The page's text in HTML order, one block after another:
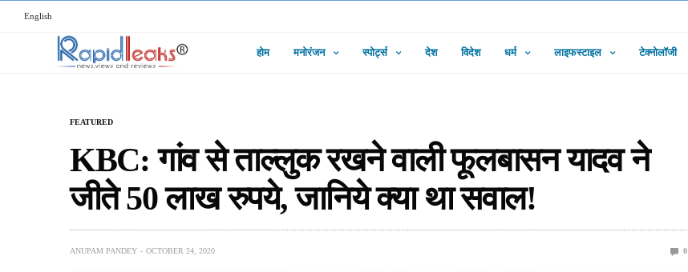
English
होम मनोरंजन स्पोर्ट्स देश विदेश धर्म लाइफस्टाइल टेक्नोलॉजी
FEATURED
KBC: गांव से ताल्लुक रखने वाली फूलबासन यादव ने
जीते 50 लाख रुपये, जानिये क्या था सवाल!
ANUPAM PANDEY OCTOBER 24, 2020 0